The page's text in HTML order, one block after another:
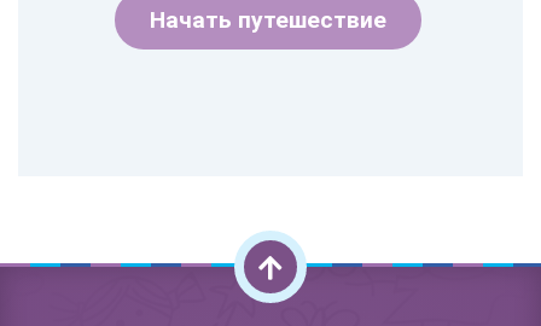
Начать путешествие